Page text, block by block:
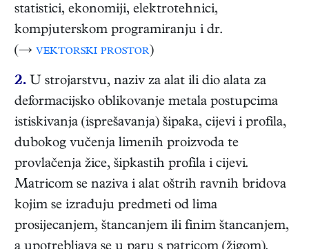
statistici, ekonomiji, elektrotehnici,
kompjuterskom programiranju i dr.
(→ vektorski prostor)
2. U strojarstvu, naziv za alat ili dio alata za
deformacijsko oblikovanje metala postupcima
istiskivanja (isprešavanja) šipaka, cijevi i profila,
dubokog vučenja limenih proizvoda te
provlačenja žice, šipkastih profila i cijevi.
Matricom se naziva i alat oštrih ravnih bridova
kojim se izrađuju predmeti od lima
prosijecanjem, štancanjem ili finim štancanjem,